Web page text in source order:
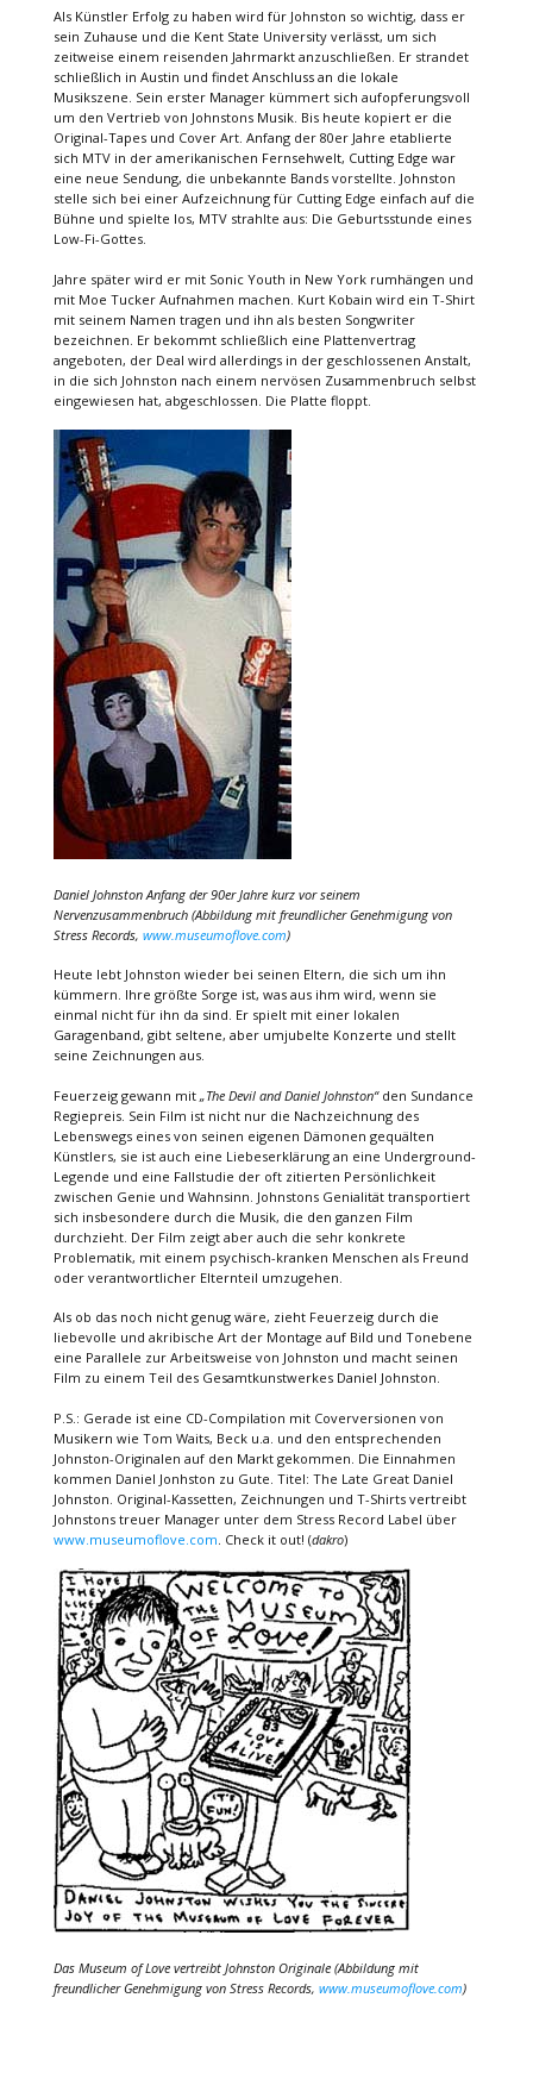
Als Künstler Erfolg zu haben wird für Johnston so wichtig, dass er
sein Zuhause und die Kent State University verlässt, um sich
zeitweise einem reisenden Jahrmarkt anzuschließen. Er strandet
schließlich in Austin und findet Anschluss an die lokale
Musikszene. Sein erster Manager kümmert sich aufopferungsvoll
um den Vertrieb von Johnstons Musik. Bis heute kopiert er die
Original-Tapes und Cover Art. Anfang der 80er Jahre etablierte
sich MTV in der amerikanischen Fernsehwelt, Cutting Edge war
eine neue Sendung, die unbekannte Bands vorstellte. Johnston
stelle sich bei einer Aufzeichnung für Cutting Edge einfach auf die
Bühne und spielte los, MTV strahlte aus: Die Geburtsstunde eines
Low-Fi-Gottes.
Jahre später wird er mit Sonic Youth in New York rumhängen und
mit Moe Tucker Aufnahmen machen. Kurt Kobain wird ein T-Shirt
mit seinem Namen tragen und ihn als besten Songwriter
bezeichnen. Er bekommt schließlich eine Plattenvertrag
angeboten, der Deal wird allerdings in der geschlossenen Anstalt,
in die sich Johnston nach einem nervösen Zusammenbruch selbst
eingewiesen hat, abgeschlossen. Die Platte floppt.
Daniel Johnston Anfang der 90er Jahre kurz vor seinem
Nervenzusammenbruch (Abbildung mit freundlicher Genehmigung von
Stress Records, www.museumoflove.com)
Heute lebt Johnston wieder bei seinen Eltern, die sich um ihn
kümmern. Ihre größte Sorge ist, was aus ihm wird, wenn sie
einmal nicht für ihn da sind. Er spielt mit einer lokalen
Garagenband, gibt seltene, aber umjubelte Konzerte und stellt
seine Zeichnungen aus.
Feuerzeig gewann mit „The Devil and Daniel Johnston“den Sundance
Regiepreis. Sein Film ist nicht nur die Nachzeichnung des
Lebenswegs eines von seinen eigenen Dämonen gequälten
Künstlers, sie ist auch eine Liebeserklärung an eine Underground-
Legende und eine Fallstudie der oft zitierten Persönlichkeit
zwischen Genie und Wahnsinn. Johnstons Genialität transportiert
sich insbesondere durch die Musik, die den ganzen Film
durchzieht. Der Film zeigt aber auch die sehr konkrete
Problematik, mit einem psychisch-kranken Menschen als Freund
oder verantwortlicher Elternteil umzugehen.
Als ob das noch nicht genug wäre, zieht Feuerzeig durch die
liebevolle und akribische Art der Montage auf Bild und Tonebene
eine Parallele zur Arbeitsweise von Johnston und macht seinen
Film zu einem Teil des Gesamtkunstwerkes Daniel Johnston.
P.S.: Gerade ist eine CD-Compilation mit Coverversionen von
Musikern wie Tom Waits, Beck u.a. und den entsprechenden
Johnston-Originalen auf den Markt gekommen. Die Einnahmen
kommen Daniel Jonhston zu Gute. Titel: The Late Great Daniel
Johnston. Original-Kassetten, Zeichnungen und T-Shirts vertreibt
Johnstons treuer Manager unter dem Stress Record Label über
www.museumoflove.com . Check it out! (dakro)
Das Museum of Love vertreibt Johnston Originale (Abbildung mit
freundlicher Genehmigung von Stress Records, www.museumoflove.com)